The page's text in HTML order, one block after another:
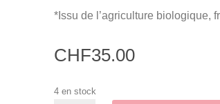
*Issu de l’agriculture biologique,
CHF35.00
4 en stock